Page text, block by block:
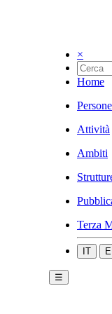
×
Home
Persone
Attività
Ambiti
Terza
IT
☰